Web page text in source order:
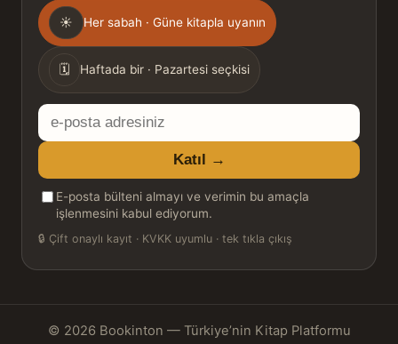
Gönderim
sıklığı
☀ Her sabah · Güne kitapla uyanın
🗓 Haftada bir · Pazartesi seçkisi
E-
posta
adresiniz
Katıl →
E-posta bülteni almayı ve verimin bu amaçla
işlenmesini kabul ediyorum.
🔒 Çift onaylı kayıt · KVKK uyumlu · tek tıkla çıkış
© 2026 Bookinton — Türkiye’nin Kitap Platformu